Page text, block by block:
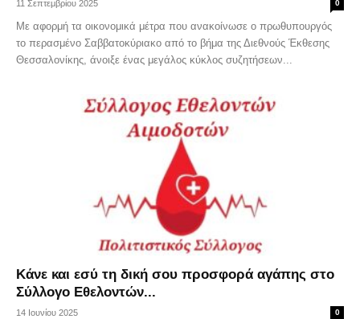
11 Σεπτεμβρίου 2025 0
Με αφορμή τα οικονομικά μέτρα που ανακοίνωσε ο πρωθυπουργός
το περασμένο Σαββατοκύριακο από το βήμα της Διεθνούς Έκθεσης
Θεσσαλονίκης, άνοιξε ένας μεγάλος κύκλος συζητήσεων...
Κάνε και εσύ τη δική σου προσφορά αγάπης στο
Σύλλογο Εθελοντών...
14 Ιουνίου 2025 0